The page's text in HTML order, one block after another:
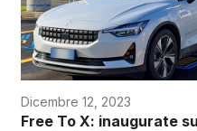
Dicembre 12, 2023
Free To X: inaugurate